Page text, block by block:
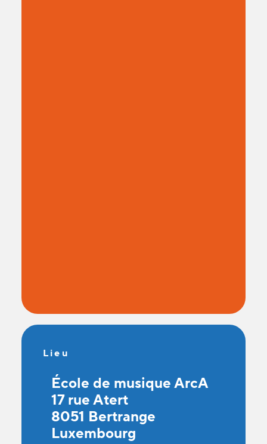
Lieu
École de musique ArcA
17 rue Atert
8051 Bertrange
Luxembourg